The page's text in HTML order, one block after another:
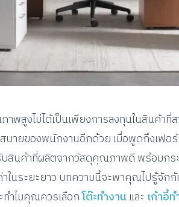
พสูงไม่ได้เป็นเพียงการลงทุนในสินค้าที่
บายของพนักงานอีกด้วย เมื่อพูดถึงเฟ
บสินค้าที่ผลิตจากวัสดุคุณภาพดี พร้อมกร
นระยะยาว บทความนี้จะพาคุณไปรู้จัก
ำไมคุณควรเลือกโต๊ะทำงาน และ เก้าอี้